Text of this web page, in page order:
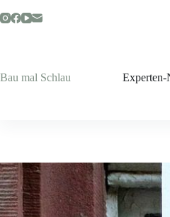
Inhalt
Bau mal Schlau Experten-